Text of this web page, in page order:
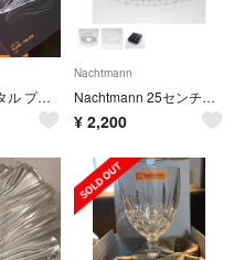
ナハトマン ペタル プレート&ジンユィ プレート×2枚
Nachtmann
Nachtmann 25センチボウル
¥ 2,200